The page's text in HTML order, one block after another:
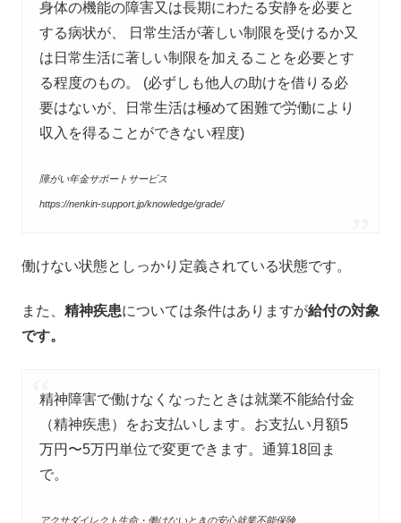
身体の機能の障害又は長期にわたる安静を必要と
する病状が、 日常生活が著しい制限を受けるか又
は日常生活に著しい制限を加えることを必要とす
る程度のもの。 (必ずしも他人の助けを借りる必
要はないが、日常生活は極めて困難で労働により
収入を得ることができない程度)
障がい年金サポートサービス
https://nenkin-support.jp/knowledge/grade/
働けない状態としっかり定義されている状態です。
また、 精神疾患については条件はありますが給付の対象
です。
精神障害で働けなくなったときは就業不能給付金
（精神疾患）をお支払いします。お支払い月額5
万円〜5万円単位で変更できます。通算18回ま
で。
アクサダイレクト生命・働けないときの安心就業不能保険